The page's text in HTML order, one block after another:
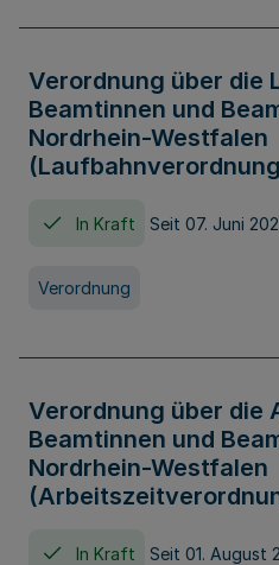
Verordnung über die
Beamtinnen und
Nordrhein-Westfalen
In Kraft Seit 07. Juni
Verordnung
Verordnung über die
Beamtinnen und
Nordrhein-Westfalen
In Kraft Seit 01. August